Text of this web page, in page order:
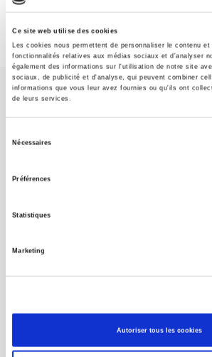
Ce site web utilise des cookies
Les cookies nous permettent de personnaliser le contenu
fonctionnalités relatives aux médias sociaux et d'analyser
également des informations sur l'utilisation de notre site
sociaux, de publicité et d'analyse, qui peuvent combiner
informations que vous leur avez fournies ou qu'ils ont
de leurs services.
Nécessaires
Préférences
Statistiques
Marketing
Autoriser tous les cookies
Maison d'édition dédiée aux sciences
Presses de Sciences Po participent
à la transmission des savoirs et des idées
FOREIGN RIGHTS
POUR LES LIBRAIRES